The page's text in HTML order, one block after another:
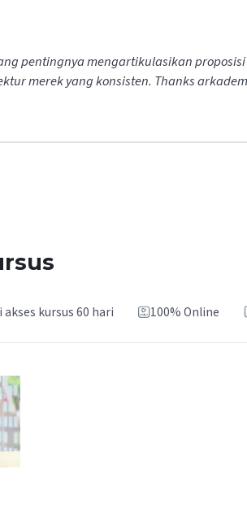
pentingnya mengartikulasikan
merek yang konsisten. Thanks
akses kursus 60 hari 100% Online